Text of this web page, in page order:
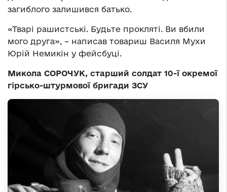
загиблого залишився батько.
«Тварі рашистські. Будьте прокляті. Ви вбили
мого друга», – написав товариш Василя Мухи
Юрій Немикін у фейсбуці.
Микола СОРОЧУК, старший солдат 10-ї окремої
гірсько-штурмової бригади ЗСУ